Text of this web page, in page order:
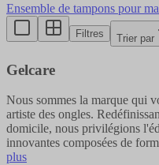
Ensemble de tampons pour
Filtres Trier par
Gelcare
Nous sommes la marque qui
artiste des ongles.
domicile, nous privilégions
innovantes composées de
plus